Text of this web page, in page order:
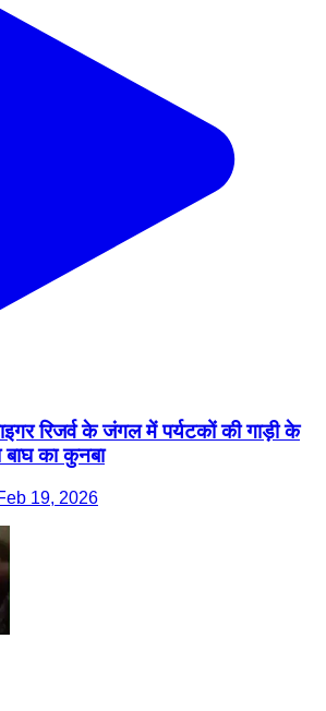
रिजर्व के जंगल में पर्यटकों की गाड़ी के
का कुनबा
19, 2026